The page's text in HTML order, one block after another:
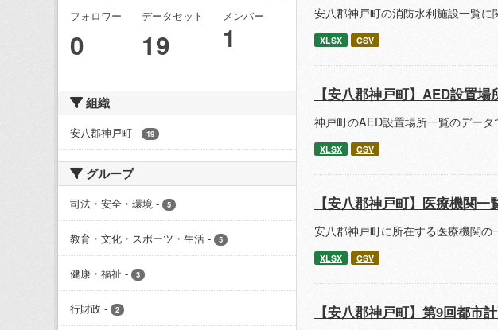
フォロワー
0
データセット
19
メンバー
1
組織
安八郡神戸町 - 19
グループ
司法・安全・環境 - 5
教育・文化・スポーツ・生活 - 5
健康・福祉 - 3
行財政 - 2
安八郡神戸町の消防水利施設一覧
XLSX CSV
【安八郡神戸町】AED設置場
神戸町のAED設置場所一覧のデー
XLSX CSV
【安八郡神戸町】医療機関一
安八郡神戸町に所在する医療機関の
XLSX CSV
【安八郡神戸町】第9回都市